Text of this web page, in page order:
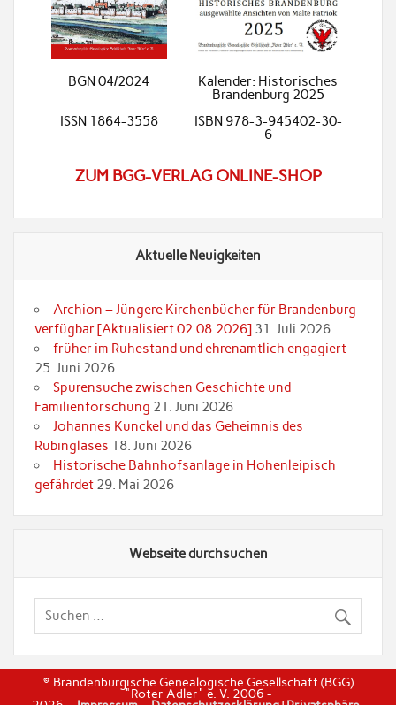
BGN 04/2024
Kalender: Historisches
Brandenburg 2025
ISSN 1864-3558
ISBN 978-3-945402-30-
6
ZUM BGG-VERLAG ONLINE-SHOP
Aktuelle Neuigkeiten
Archion – Jüngere Kirchenbücher für Brandenburg
verfügbar [Aktualisiert 02.08.2026] 31. Juli 2026
früher im Ruhestand und ehrenamtlich engagiert
25. Juni 2026
Spurensuche zwischen Geschichte und
Familienforschung 21. Juni 2026
Johannes Kunckel und das Geheimnis des
Rubinglases 18. Juni 2026
Historische Bahnhofsanlage in Hohenleipisch
gefährdet 29. Mai 2026
Webseite durchsuchen
© Brandenburgische Genealogische Gesellschaft (BGG)
"Roter Adler" e. V. 2006 -